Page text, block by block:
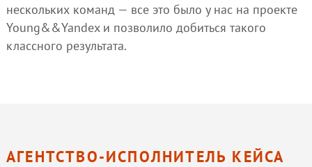
нескольких команд — все это было у нас на проекте
Young&&Yandex и позволило добиться такого
классного результата.
АГЕНТСТВО-ИСПОЛНИТЕЛЬ КЕЙСА